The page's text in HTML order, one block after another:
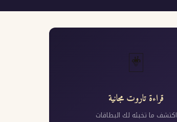
🃏
قراءة تاروت مجانية
اكتشف ما تخبئه لك البطاقات